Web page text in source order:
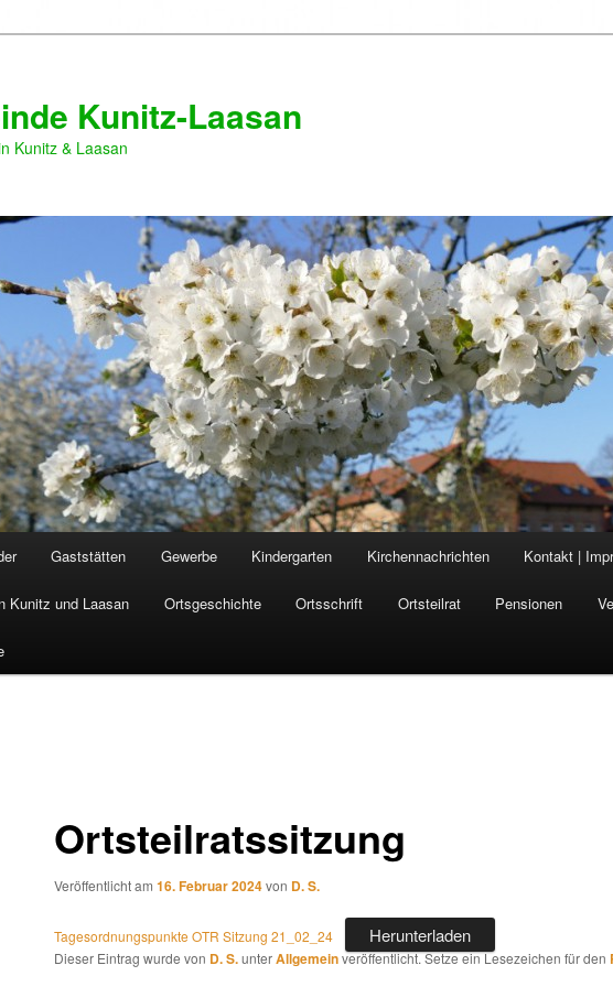
Kunitz-Laasan
Kunitz & Laasan
Gaststätten Gewerbe Kindergarten Kirchennachrichten Kontakt |
Kunitz und Laasan Ortsgeschichte Ortsschrift Ortsteilrat Pensionen
Ortsteilratssitzung
Veröffentlicht am 16. Februar 2024von D. S.
Tagesordnungspunkte OTR Sitzung 21_02_24 Herunterladen
Dieser Eintrag wurde von D. S.unterAllgemeinveröffentlicht. Setze ein Lesezeichen für den